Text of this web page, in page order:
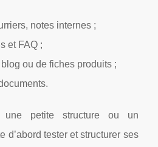
notes internes ;
et FAQ ;
ou de fiches produits ;
une petite structure ou un
d’abord tester et structurer ses